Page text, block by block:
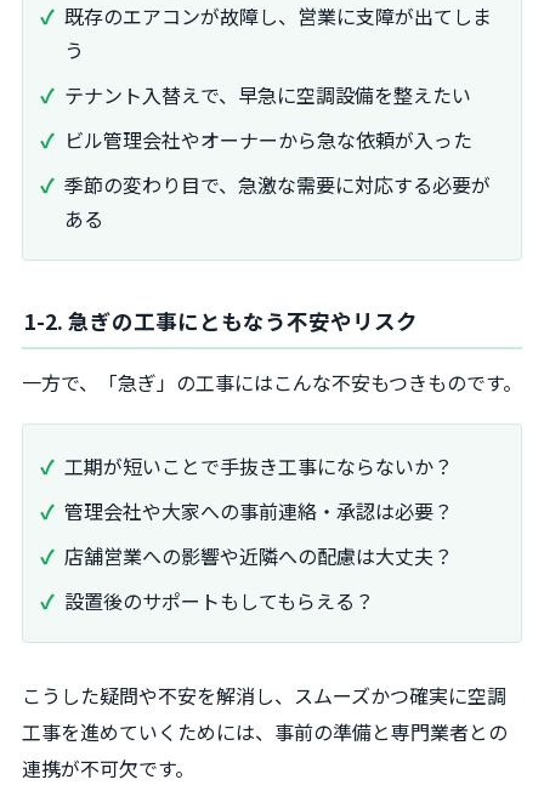
既存のエアコンが故障し、営業に支障が出てしま
う
テナント入替えで、早急に空調設備を整えたい
ビル管理会社やオーナーから急な依頼が入った
季節の変わり目で、急激な需要に対応する必要が
ある
1-2. 急ぎの工事にともなう不安やリスク
一方で、「急ぎ」の工事にはこんな不安もつきものです。
工期が短いことで手抜き工事にならないか？
管理会社や大家への事前連絡・承認は必要？
店舗営業への影響や近隣への配慮は大丈夫？
設置後のサポートもしてもらえる？
こうした疑問や不安を解消し、スムーズかつ確実に空調
工事を進めていくためには、事前の準備と専門業者との
連携が不可欠です。